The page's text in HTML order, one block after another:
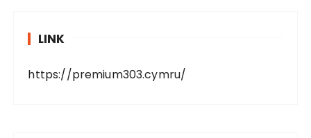
LINK
https://premium303.cymru/